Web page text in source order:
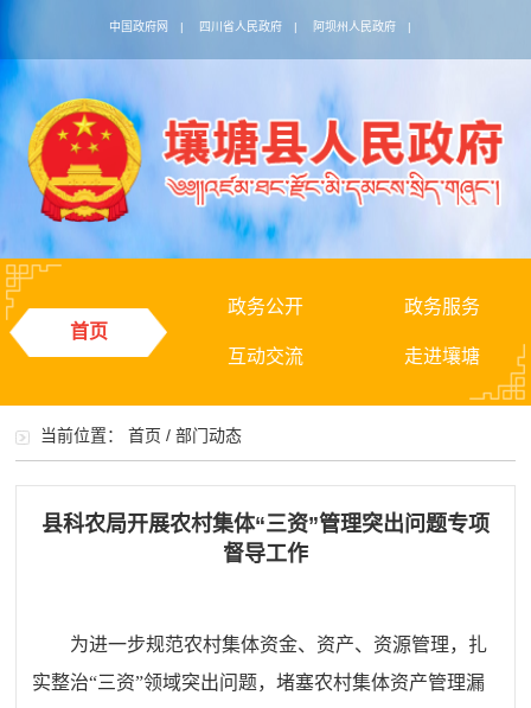
中国政府网 | 四川省人民政府 | 阿坝州人民政府 |
首页
政务公开 政务服务
互动交流 走进壤塘
当前位置：首页 /部门动态
县科农局开展农村集体“三资”管理突出问题专项
督导工作
为进一步规范农村集体资金、资产、资源管理，扎
实整治“三资”领域突出问题，堵塞农村集体资产管理漏